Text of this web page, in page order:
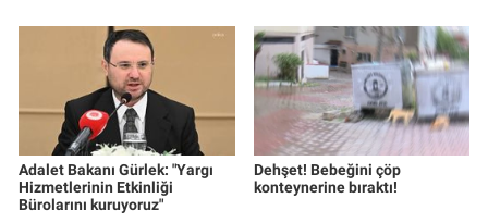
Adalet Bakanı Gürlek: "Yargı
Hizmetlerinin Etkinliği
Bürolarını kuruyoruz"
Dehşet! Bebeğini çöp
konteynerine bıraktı!